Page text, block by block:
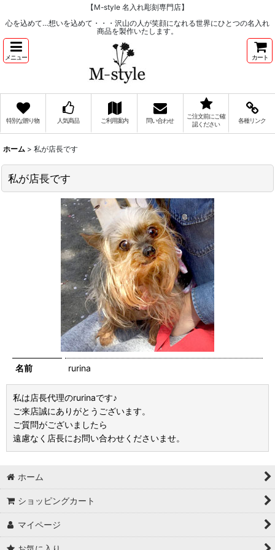
【M-style 名入れ彫刻専門店】
心を込めて…想いを込めて・・・沢山の人が笑顔になれる世界にひとつの名入れ
商品を製作いたします。
メニュー カート
特別な贈り物 人気商品 ご利用案内 問い合わせ
ご注文前にご確
認ください
各種リンク
ホーム > 私が店長です
私が店長です
名前 rurina
私は店長代理のrurinaです♪
ご来店誠にありがとうございます。
ご質問がございましたら
遠慮なく店長にお問い合わせくださいませ。
ホーム
ショッピングカート
マイページ